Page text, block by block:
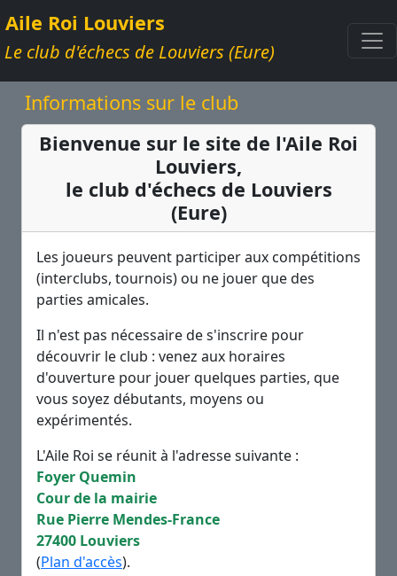
Aile Roi Louviers
Le club d'échecs de Louviers (Eure)
Informations sur le club
Bienvenue sur le site de l'Aile Roi
Louviers,
le club d'échecs de Louviers
(Eure)
Les joueurs peuvent participer aux compétitions
(interclubs, tournois) ou ne jouer que des
parties amicales.
Il n'est pas nécessaire de s'inscrire pour
découvrir le club : venez aux horaires
d'ouverture pour jouer quelques parties, que
vous soyez débutants, moyens ou
expérimentés.
L'Aile Roi se réunit à l'adresse suivante :
Foyer Quemin
Cour de la mairie
Rue Pierre Mendes-France
27400 Louviers
(Plan d'accès).